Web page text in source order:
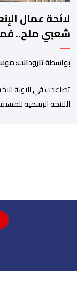
لائحة عمال
شعبي ملح..
بواسطة تارودانت:
تصاعدت في الاونة
اللائحة الرسمية